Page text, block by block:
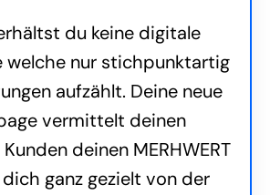
du keine digitale
welche nur stichpunktartig
aufzählt. Deine neue
vermittelt deinen
deinen MERHWERT
ganz gezielt von der